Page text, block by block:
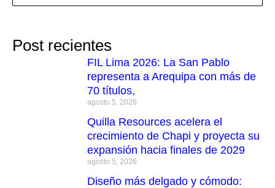
Post recientes
FIL Lima 2026: La San Pablo
representa a Arequipa con más de
70 títulos,
agosto 5, 2026
Quilla Resources acelera el
crecimiento de Chapi y proyecta su
expansión hacia finales de 2029
agosto 5, 2026
Diseño más delgado y cómodo: